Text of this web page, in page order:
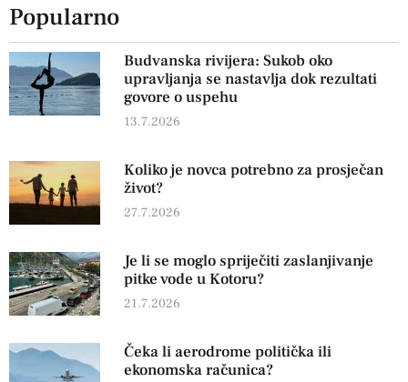
Popularno
Budvanska rivijera: Sukob oko
upravljanja se nastavlja dok rezultati
govore o uspehu
13.7.2026
Koliko je novca potrebno za prosječan
život?
27.7.2026
Je li se moglo spriječiti zaslanjivanje
pitke vode u Kotoru?
21.7.2026
Čeka li aerodrome politička ili
ekonomska računica?